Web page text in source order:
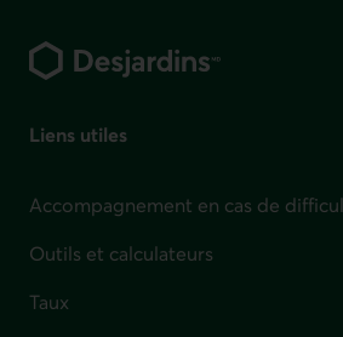
Liens utiles
Accompagnement en cas de
Outils et calculateurs
Taux